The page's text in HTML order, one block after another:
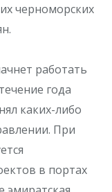
черноморских
работать
года
каких-либо
При
в портах